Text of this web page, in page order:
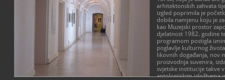
arhitektonskih zahvata
izgled poprimila je
dobila namjenu koju je
kao Muzejski prostor
djelatnost 1982. godine
programom postigla
poglavlje kulturnog
likovnih događanja, nov
proizvodnja suvenira,
svjetske institucije takve
antologijskim izložbama